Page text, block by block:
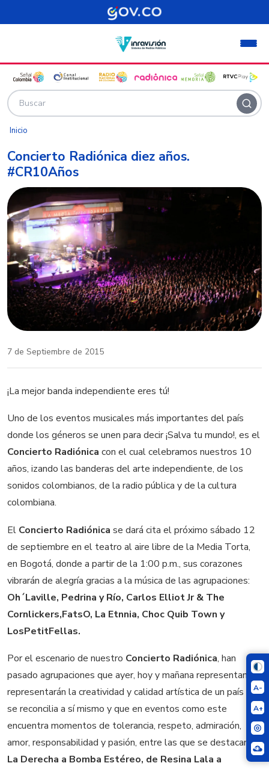
Pasar al contenido principal
A-
A+
Inicio
Concierto Radiónica diez años.
#CR10Años
7 de Septiembre de 2015
¡La mejor banda independiente eres tú!
Uno de los eventos musicales más importantes del país
donde los géneros se unen para decir ¡Salva tu mundo!, es el
Concierto Radiónica con el cual celebramos nuestros 10
años, izando las banderas del arte independiente, de los
sonidos colombianos, de la radio pública y de la cultura
colombiana.
El Concierto Radiónica se dará cita el próximo sábado 12
de septiembre en el teatro al aire libre de la Media Torta,
en Bogotá, donde a partir de la 1:00 p.m., sus corazones
vibrarán de alegría gracias a la música de las agrupaciones:
Oh´Laville, Pedrina y Río, Carlos Elliot Jr & The
Cornlickers,FatsO, La Etnnia, Choc Quib Town y
LosPetitFellas.
Por el escenario de nuestro Concierto Radiónica, han
pasado agrupaciones que ayer, hoy y mañana representan y
representarán la creatividad y calidad artística de un país que
se reconcilia a sí mismo y que en eventos como este
encuentra momentos de tolerancia, respeto, admiración,
amor, responsabilidad y pasión, entre las que se destacan:
La Derecha a Bomba Estéreo, de Resina Lala a